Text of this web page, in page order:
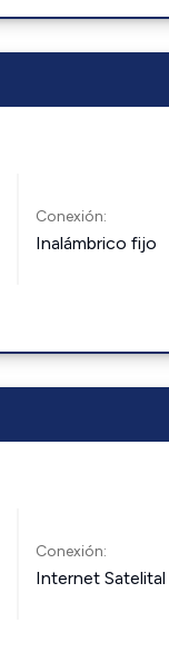
Conexión:
Inalámbrico fijo
Conexión:
Internet Satelital